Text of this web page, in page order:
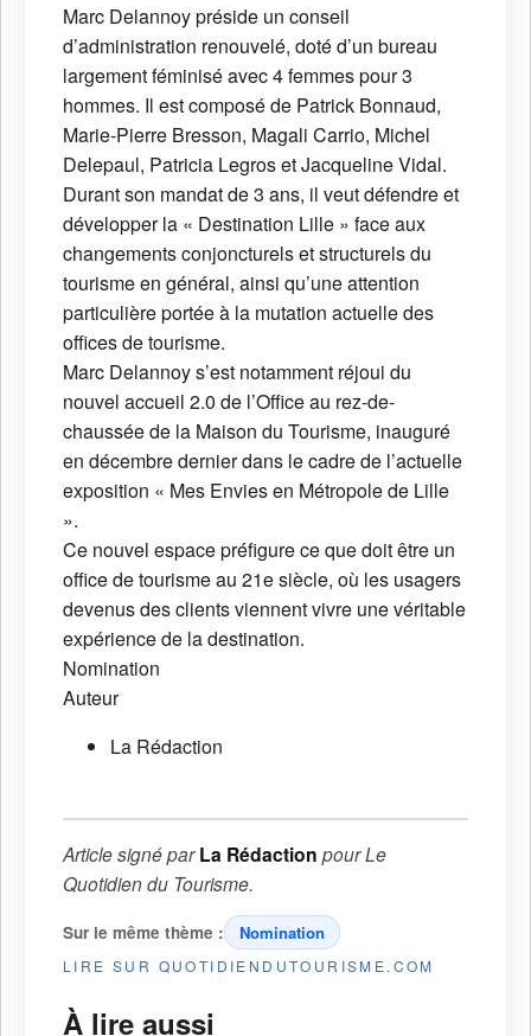
Marc Delannoy préside un conseil
d’administration renouvelé, doté d’un bureau
largement féminisé avec 4 femmes pour 3
hommes. Il est composé de Patrick Bonnaud,
Marie-Pierre Bresson, Magali Carrio, Michel
Delepaul, Patricia Legros et Jacqueline Vidal.
Durant son mandat de 3 ans, il veut défendre et
développer la « Destination Lille » face aux
changements conjoncturels et structurels du
tourisme en général, ainsi qu’une attention
particulière portée à la mutation actuelle des
offices de tourisme.
Marc Delannoy s’est notamment réjoui du
nouvel accueil 2.0 de l’Office au rez-de-
chaussée de la Maison du Tourisme, inauguré
en décembre dernier dans le cadre de l’actuelle
exposition « Mes Envies en Métropole de Lille
».
Ce nouvel espace préfigure ce que doit être un
office de tourisme au 21e siècle, où les usagers
devenus des clients viennent vivre une véritable
expérience de la destination.
Nomination
Auteur
La Rédaction
Article signé parLa Rédaction pourLe
Quotidien du Tourisme.
Sur le même thème : Nomination
LIRE SUR QUOTIDIENDUTOURISME.COM
À lire aussi